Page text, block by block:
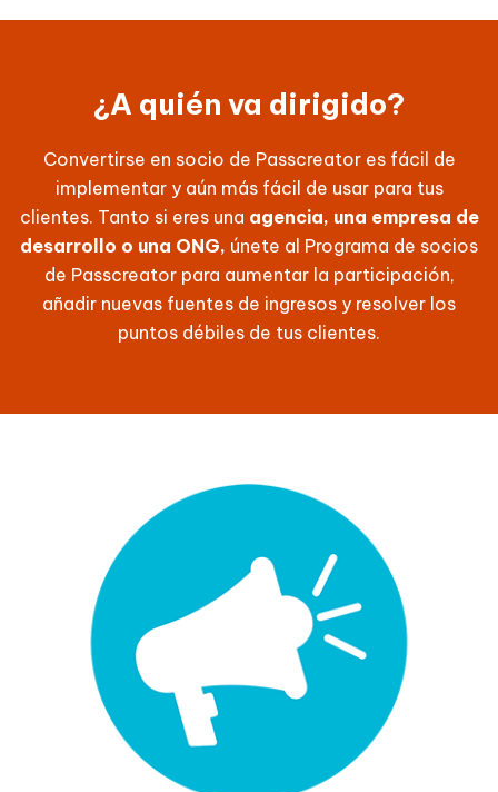
¿A quién va dirigido?
Convertirse en socio de Passcreator es fácil de
implementar y aún más fácil de usar para tus
clientes. Tanto si eres una agencia, una empresa de
desarrollo o una ONG, únete al Programa de socios
de Passcreator para aumentar la participación,
añadir nuevas fuentes de ingresos y resolver los
puntos débiles de tus clientes.